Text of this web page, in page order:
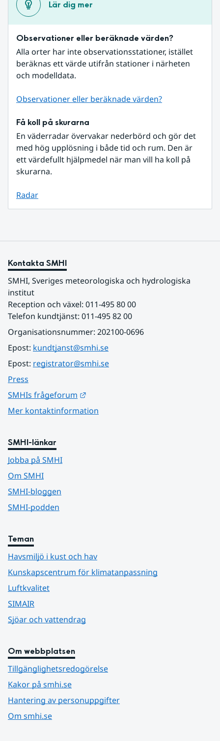
Lär dig mer
Observationer eller beräknade värden?
Alla orter har inte observationsstationer, istället
beräknas ett värde utifrån stationer i närheten
och modelldata.
Observationer eller beräknade värden?
Få koll på skurarna
En väderradar övervakar nederbörd och gör det
med hög upplösning i både tid och rum. Den är
ett värdefullt hjälpmedel när man vill ha koll på
skurarna.
Radar
Kontakta SMHI
SMHI, Sveriges meteorologiska och hydrologiska
institut
Reception och växel: 011-495 80 00
Telefon kundtjänst: 011-495 82 00
Organisationsnummer: 202100-0696
Epost: kundtjanst@smhi.se
Epost: registrator@smhi.se
Press
SMHIs frågeforum
Mer kontaktinformation
SMHI-länkar
Jobba på SMHI
Om SMHI
SMHI-bloggen
SMHI-podden
Teman
Havsmiljö i kust och hav
Kunskapscentrum för klimatanpassning
Luftkvalitet
SIMAIR
Sjöar och vattendrag
Om webbplatsen
Tillgänglighetsredogörelse
Kakor på smhi.se
Hantering av personuppgifter
Om smhi.se